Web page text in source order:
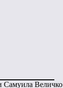
Самуила Величко